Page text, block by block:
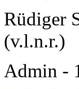
Rüdiger
(v.l.n.r.)
Admin -